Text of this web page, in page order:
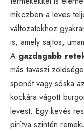
miközben a leves
változatokhoz
is, amely sajtos,
A gazdagabb
más tavaszi
spenót vagy sóska
kockára vágott
levest. Egy kevés
pirítva szintén